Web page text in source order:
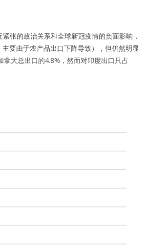
张的政治关系和全球新冠疫情的负面影响，
要由于农产品出口下降导致），但仍然明显
大总出口的4.8%，然而对印度出口只占